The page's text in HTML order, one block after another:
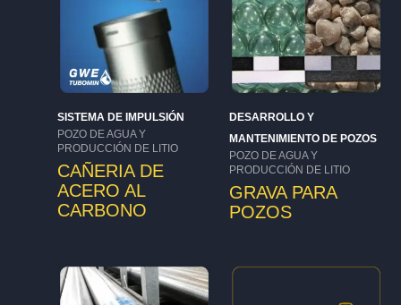
SISTEMA DE IMPULSIÓN
POZO DE AGUA Y
PRODUCCIÓN DE LITIO
CAÑERIA DE
ACERO AL
CARBONO
DESARROLLO Y
MANTENIMIENTO DE POZOS
POZO DE AGUA Y
PRODUCCIÓN DE LITIO
GRAVA PARA
POZOS